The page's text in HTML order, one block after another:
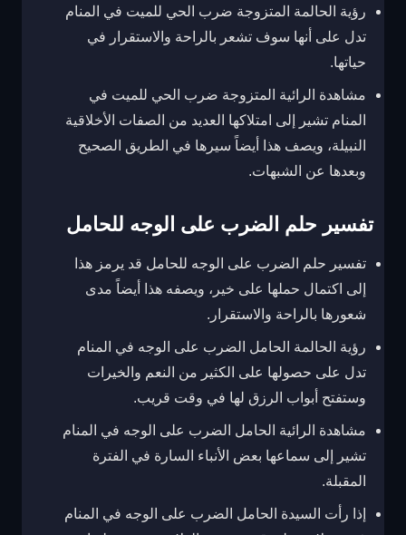
رؤية الحالمة المتزوجة ضرب الحي للميت في المنام
تدل على أنها سوف تشعر بالراحة والاستقرار في
حياتها.
مشاهدة الرائية المتزوجة ضرب الحي للميت في
المنام تشير إلى امتلاكها العديد من الصفات الأخلاقية
النبيلة، ويصف هذا أيضاً سيرها في الطريق الصحيح
وبعدها عن الشبهات.
تفسير حلم الضرب على الوجه للحامل
تفسير حلم الضرب على الوجه للحامل قد يرمز هذا
إلى اكتمال حملها على خير، ويصفه هذا أيضاً مدى
شعورها بالراحة والاستقرار.
رؤية الحالمة الحامل الضرب على الوجه في المنام
تدل على حصولها على الكثير من النعم والخيرات
وستفتح أبواب الرزق لها في وقت قريب.
مشاهدة الرائية الحامل الضرب على الوجه في المنام
تشير إلى سماعها بعض الأنباء السارة في الفترة
المقبلة.
إذا رأت السيدة الحامل الضرب على الوجه في المنام